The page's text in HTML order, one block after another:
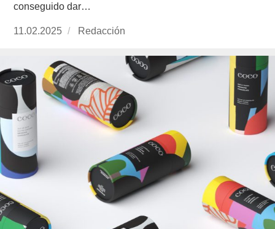
conseguido dar…
Publicado
11.02.2025 https://www.experimenta.es/author/redaccion/
Redacción